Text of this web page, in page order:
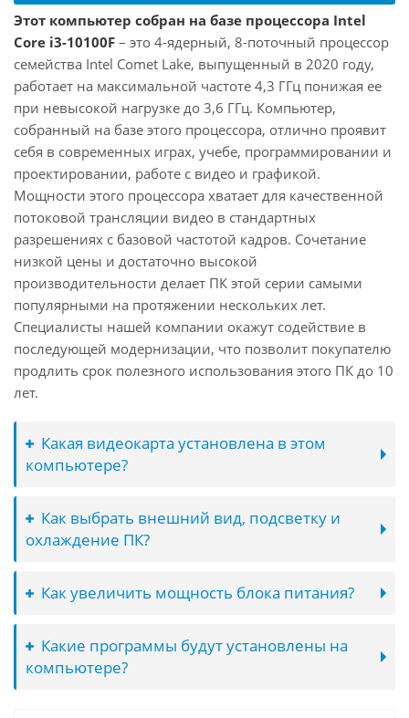
Этот компьютер собран на базе процессора Intel
Core i3-10100F – это 4-ядерный, 8-поточный процессор
семейства Intel Comet Lake, выпущенный в 2020 году,
работает на максимальной частоте 4,3 ГГц понижая ее
при невысокой нагрузке до 3,6 ГГц. Компьютер,
собранный на базе этого процессора, отлично проявит
себя в современных играх, учебе, программировании и
проектировании, работе с видео и графикой.
Мощности этого процессора хватает для качественной
потоковой трансляции видео в стандартных
разрешениях с базовой частотой кадров. Сочетание
низкой цены и достаточно высокой
производительности делает ПК этой серии самыми
популярными на протяжении нескольких лет.
Специалисты нашей компании окажут содействие в
последующей модернизации, что позволит покупателю
продлить срок полезного использования этого ПК до 10
лет.
Какая видеокарта установлена в этом
компьютере?
Как выбрать внешний вид, подсветку и
охлаждение ПК?
Как увеличить мощность блока питания?
Какие программы будут установлены на
компьютере?